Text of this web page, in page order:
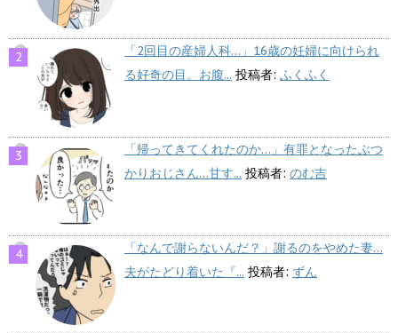
「2回目の産婦人科…」16歳の妊婦に向けられ
る好奇の目。お腹... 投稿者: ふくふく
「帰ってきてくれたのか…」有罪となったぶつ
かりおじさん…甘す... 投稿者: のむ吉
「なんで謝らないんだ？」謝るのをやめた妻…
夫がたどり着いた『... 投稿者: ずん